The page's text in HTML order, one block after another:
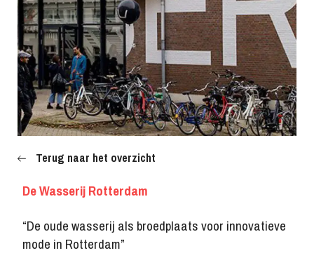
Terug naar het overzicht
De Wasserij Rotterdam
“De oude wasserij als broedplaats voor innovatieve
mode in Rotterdam”